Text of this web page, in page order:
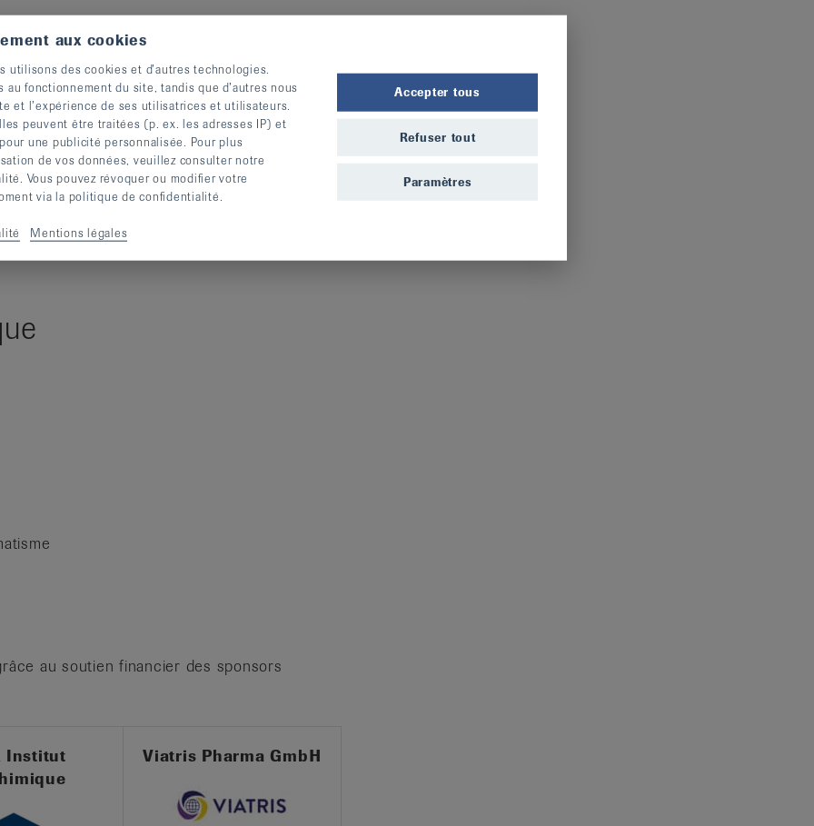
Suisse de Médecine Générale
(SSR) et de la Société Médicale Suisse de
au soutien financier des sponsors
Institut
Viatris Pharma GmbH
aux cookies
utilisons des cookies et d’autres technologies.
fonctionnement du site, tandis que d’autres nous
et l’expérience de ses utilisatrices et utilisateurs.
peuvent être traitées (p. ex. les adresses IP) et
une publicité personnalisée. Pour plus
de vos données, veuillez consulter notre
Vous pouvez révoquer ou modifier votre
via la politique de confidentialité.
Mentions légales
Accepter tous
Refuser tout
Paramètres